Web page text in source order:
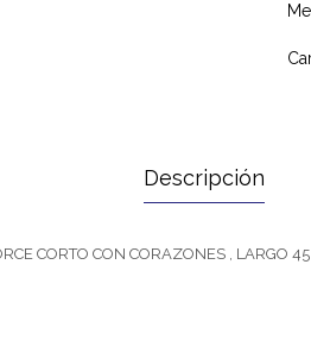
Descripción
CORTO CON CORAZONES , LARGO 45